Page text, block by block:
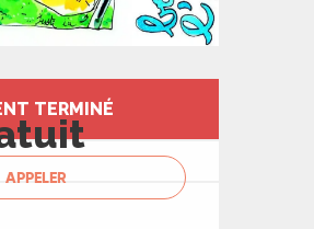
et
TERMINÉ
APPELER